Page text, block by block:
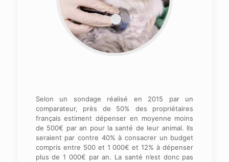
Selon un sondage réalisé en 2015 par un
comparateur, près de 50% des propriétaires
français estiment dépenser en moyenne moins
de 500€ par an pour la santé de leur animal. Ils
seraient par contre 40% à consacrer un budget
compris entre 500 et 1 000€ et 12% à dépenser
plus de 1 000€ par an. La santé n’est donc pas